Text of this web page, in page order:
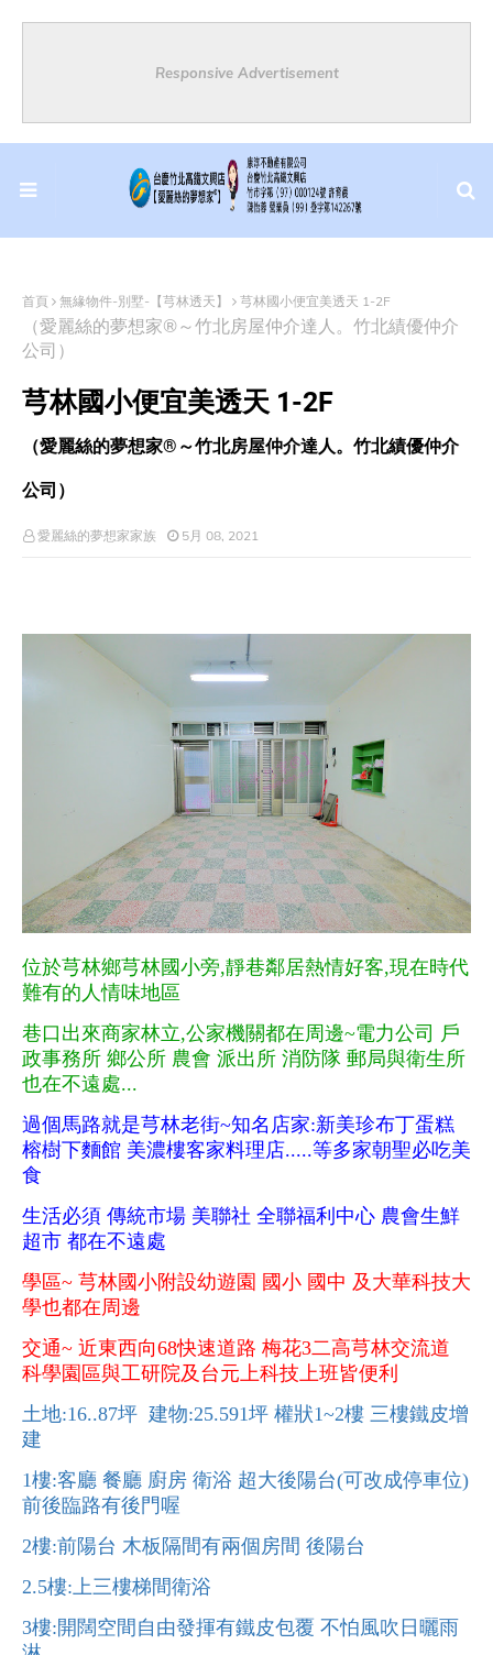
Responsive Advertisement
首頁 無緣物件-別墅-【芎林透天】 芎林國小便宜美透天 1-2F
（愛麗絲的夢想家®～竹北房屋仲介達人。竹北績優仲介
公司）
芎林國小便宜美透天 1-2F
（愛麗絲的夢想家®～竹北房屋仲介達人。竹北績優仲介
公司）
愛麗絲的夢想家家族 5月 08, 2021
位於芎林鄉芎林國小旁,靜巷鄰居熱情好客,現在時代
難有的人情味地區
巷口出來商家林立,公家機關都在周邊~電力公司 戶
政事務所 鄉公所 農會 派出所 消防隊 郵局與衛生所
也在不遠處...
過個馬路就是芎林老街~知名店家:新美珍布丁蛋糕
榕樹下麵館 美濃樓客家料理店.....等多家朝聖必吃美
食
生活必須 傳統市場 美聯社 全聯福利中心 農會生鮮
超市 都在不遠處
學區~ 芎林國小附設幼遊園 國小 國中 及大華科技大
學也都在周邊
交通~ 近東西向68快速道路 梅花3二高芎林交流道
科學園區與工研院及台元上科技上班皆便利
土地:16..87坪 建物:25.591坪 權狀1~2樓 三樓鐵皮增
建
1樓:客廳 餐廳 廚房 衛浴 超大後陽台(可改成停車位)
前後臨路有後門喔
2樓:前陽台 木板隔間有兩個房間 後陽台
2.5樓:上三樓梯間衛浴
3樓:開闊空間自由發揮有鐵皮包覆 不怕風吹日曬雨